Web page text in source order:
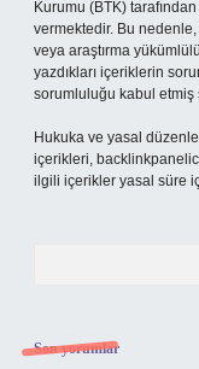
Kurumu (BTK)
vermektedir. Bu
veya araştırma
yazdıkları içeriklerin
sorumluluğu kabul etmiş
Hukuka ve yasal
içerikleri,
ilgili içerikler yasal süre
Son yorumlar